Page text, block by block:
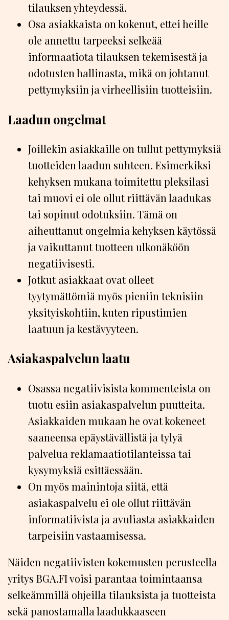
tilauksen yhteydessä.
Osa asiakkaista on kokenut, ettei heille
ole annettu tarpeeksi selkeää
informaatiota tilauksen tekemisestä ja
odotusten hallinasta, mikä on johtanut
pettymyksiin ja virheellisiin tuotteisiin.
Laadun ongelmat
Joillekin asiakkaille on tullut pettymyksiä
tuotteiden laadun suhteen. Esimerkiksi
kehyksen mukana toimitettu pleksilasi
tai muovi ei ole ollut riittävän laadukas
tai sopinut odotuksiin. Tämä on
aiheuttanut ongelmia kehyksen käytössä
ja vaikuttanut tuotteen ulkonäköön
negatiivisesti.
Jotkut asiakkaat ovat olleet
tyytymättömiä myös pieniin teknisiin
yksityiskohtiin, kuten ripustimien
laatuun ja kestävyyteen.
Asiakaspalvelun laatu
Osassa negatiivisista kommenteista on
tuotu esiin asiakaspalvelun puutteita.
Asiakkaiden mukaan he ovat kokeneet
saaneensa epäystävällistä ja tylyä
palvelua reklamaatiotilanteissa tai
kysymyksiä esittäessään.
On myös mainintoja siitä, että
asiakaspalvelu ei ole ollut riittävän
informatiivista ja avuliasta asiakkaiden
tarpeisiin vastaamisessa.
Näiden negatiivisten kokemusten perusteella
yritys BGA.FI voisi parantaa toimintaansa
selkeämmillä ohjeilla tilauksista ja tuotteista
sekä panostamalla laadukkaaseen